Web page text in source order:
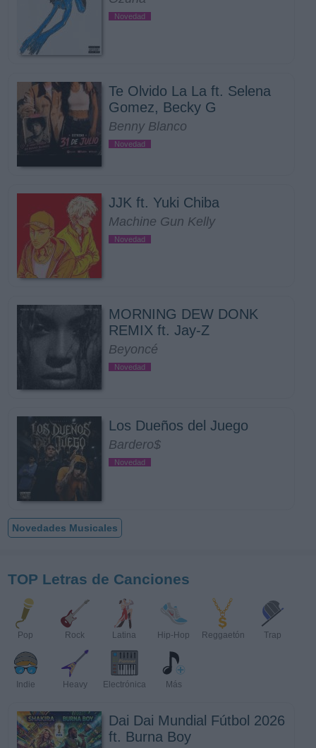
Novedad
Te Olvido La La ft. Selena
Gomez, Becky G
Benny Blanco
Novedad
JJK ft. Yuki Chiba
Machine Gun Kelly
Novedad
MORNING DEW DONK
REMIX ft. Jay-Z
Beyoncé
Novedad
Los Dueños del Juego
Bardero$
Novedad
Novedades Musicales
TOP Letras de Canciones
Pop Rock Latina Hip-Hop Reggaetón Trap
Indie Heavy Electrónica Más
Dai Dai Mundial Fútbol 2026
ft. Burna Boy